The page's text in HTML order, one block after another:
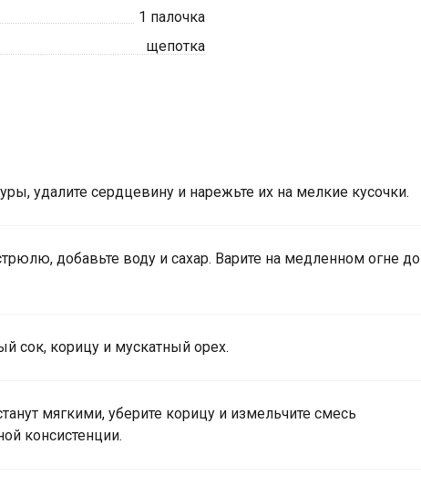
1 палочка
щепотка
удалите сердцевину и нарежьте их на мелкие кусочки.
добавьте воду и сахар. Варите на медленном огне до
сок, корицу и мускатный орех.
мягкими, уберите корицу и измельчите смесь
консистенции.